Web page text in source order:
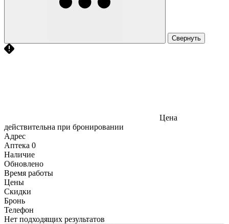
Свернуть
Цена
действительна при бронировании
Адрес
Аптека 0
Наличие
Обновлено
Время работы
Цены
Скидки
Бронь
Телефон
Нет подходящих результатов